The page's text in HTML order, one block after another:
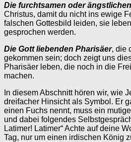
Die furchtsamen oder
Christus, damit du nicht ins ewige
falschen Gottesbild leiden, sie
gesprochen werden.
Die Gott liebenden Pharisäer, die
gekommen sein; doch zeigt uns
Pharisäer leben, die noch in die
machen.
In diesem Abschnitt hören wir, wie
dreifacher Hinsicht als Symbol. Er
einen Fuchs nennt, muss ein
und dabei folgendes
Latimer! Latimer“ Achte auf deine
Tag, nur um einen irdischen König